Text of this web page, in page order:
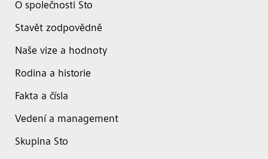
O společnosti Sto
Stavět zodpovědně
Naše vize a hodnoty
Rodina a historie
Fakta a čísla
Vedení a management
Skupina Sto